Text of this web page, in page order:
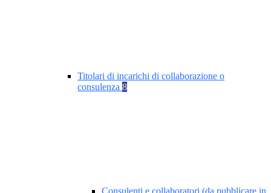
Titolari di incarichi di collaborazione o
consulenza 8